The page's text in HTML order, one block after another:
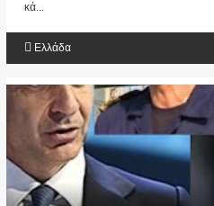
κά...
Ελλάδα